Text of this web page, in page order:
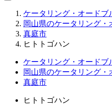
ケータリング・オードブ
岡山県のケータリング・
真庭市
ヒトトゴハン
ケータリング・オードブ
岡山県のケータリング・
真庭市
ヒトトゴハン